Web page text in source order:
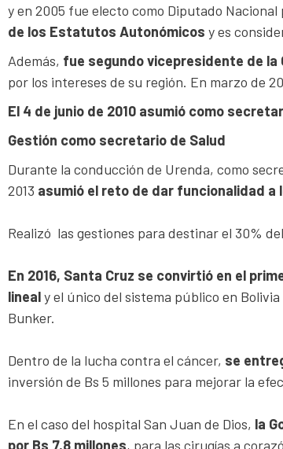
y en 2005 fue electo como Diputado
de los Estatutos Autonómicos y es
Además, fue segundo vicepresidente de la
por los intereses de su región. En marzo de
El 4 de junio de 2010 asumió como
Gestión como secretario de Salud
Durante la conducción de Urenda, como
2013 asumió el reto de dar funcionalidad
Realizó las gestiones para destinar el 30%
En 2016, Santa Cruz se convirtió en el
linealy el único del sistema público en
Bunker.
Dentro de la lucha contra el cáncer, se
inversión de Bs 5 millones para mejorar la
En el caso del hospital San Juan de Dios, la
por Bs 7,8 millones, para las cirugías a